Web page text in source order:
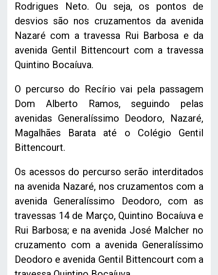
Rodrigues Neto. Ou seja, os pontos de
desvios são nos cruzamentos da avenida
Nazaré com a travessa Rui Barbosa e da
avenida Gentil Bittencourt com a travessa
Quintino Bocaíuva.
O percurso do Recírio vai pela passagem
Dom Alberto Ramos, seguindo pelas
avenidas Generalíssimo Deodoro, Nazaré,
Magalhães Barata até o Colégio Gentil
Bittencourt.
Os acessos do percurso serão interditados
na avenida Nazaré, nos cruzamentos com a
avenida Generalíssimo Deodoro, com as
travessas 14 de Março, Quintino Bocaíuva e
Rui Barbosa; e na avenida José Malcher no
cruzamento com a avenida Generalíssimo
Deodoro e avenida Gentil Bittencourt com a